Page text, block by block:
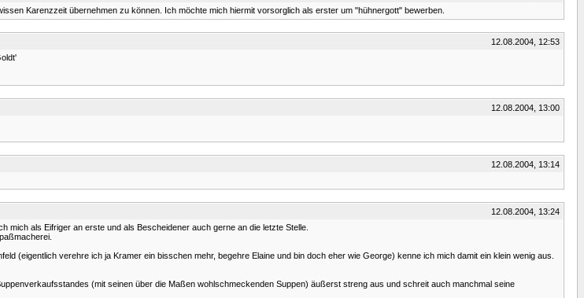
Karenzzeit übernehmen zu können. Ich möchte mich hiermit vorsorglich als erster um "hühnergott" bewerben.
12.08.2004, 12:53
12.08.2004, 13:00
12.08.2004, 13:14
12.08.2004, 13:24
als Eifriger an erste und als Bescheidener auch gerne an die letzte Stelle.
(eigentlich verehre ich ja Kramer ein bisschen mehr, begehre Elaine und bin doch eher wie George) kenne ich mich damit ein klein wenig aus.
(mit seinen über die Maßen wohlschmeckenden Suppen) äußerst streng aus und schreit auch manchmal seine